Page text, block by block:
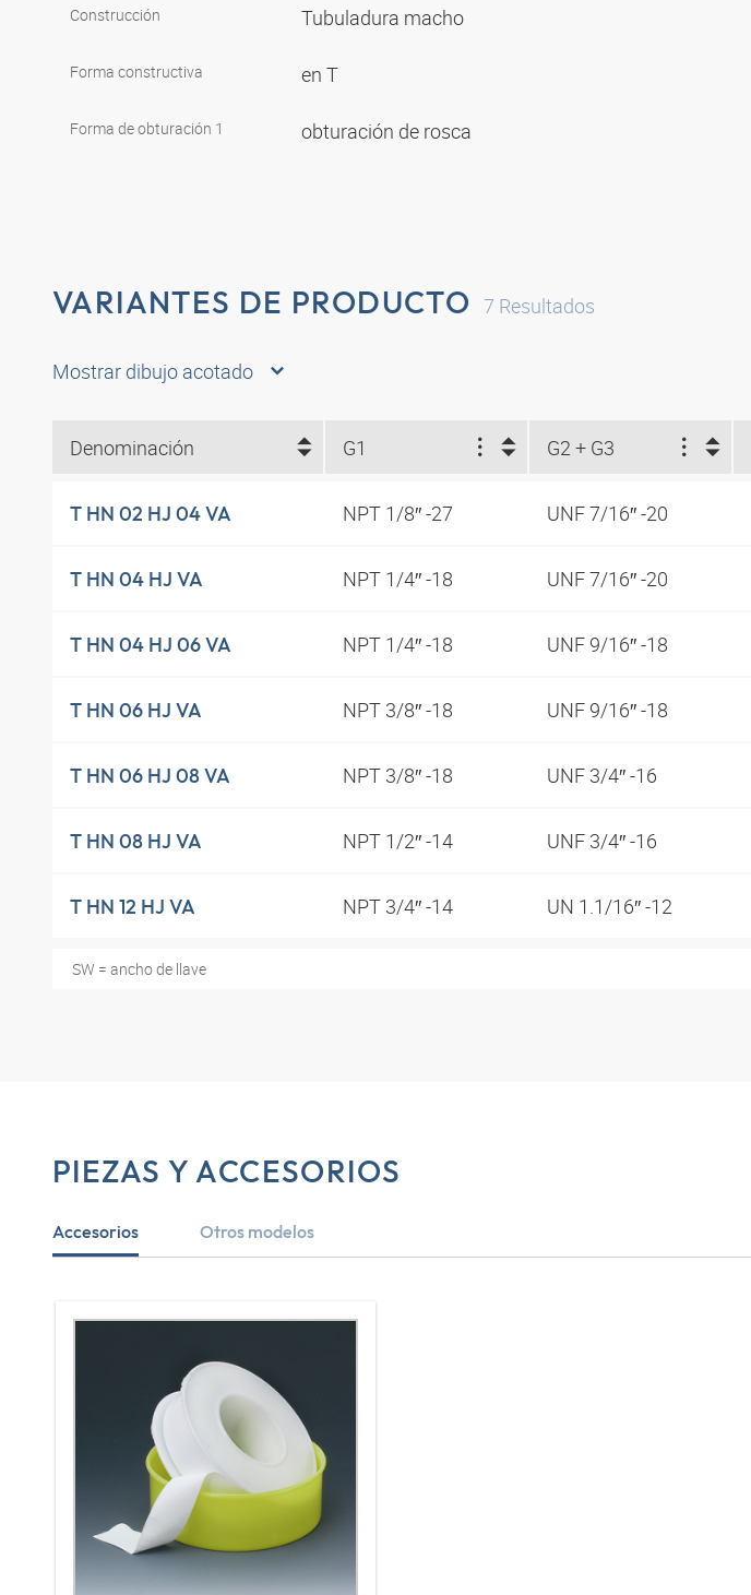
Construcción Tubuladura macho
Forma constructiva en T
Forma de obturación 1 obturación de rosca
VARIANTES DE PRODUCTO 7 Resultados
Mostrar dibujo acotado
Denominación G1 G2 + G3
T HN 02 HJ 04 VA NPT 1/8″ -27 UNF 7/16″ -20
T HN 04 HJ VA NPT 1/4″ -18 UNF 7/16″ -20
T HN 04 HJ 06 VA NPT 1/4″ -18 UNF 9/16″ -18
T HN 06 HJ VA NPT 3/8″ -18 UNF 9/16″ -18
T HN 06 HJ 08 VA NPT 3/8″ -18 UNF 3/4″ -16
T HN 08 HJ VA NPT 1/2″ -14 UNF 3/4″ -16
T HN 12 HJ VA NPT 3/4″ -14 UN 1.1/16″ -12
SW = ancho de llave
PIEZAS Y ACCESORIOS
Accesorios Otros modelos